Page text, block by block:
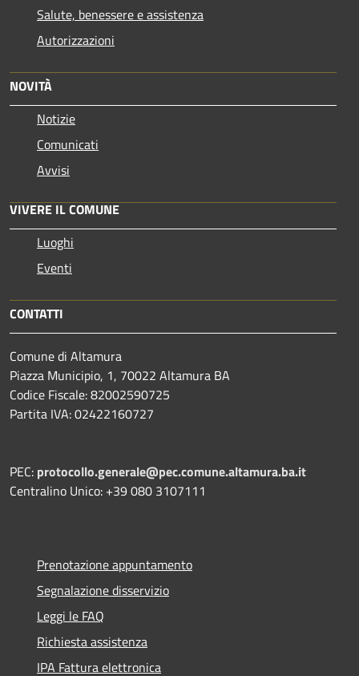
Salute, benessere e assistenza
Autorizzazioni
NOVITÀ
Notizie
Comunicati
Avvisi
VIVERE IL COMUNE
Luoghi
Eventi
CONTATTI
Comune di Altamura
Piazza Municipio, 1, 70022 Altamura BA
Codice Fiscale: 82002590725
Partita IVA: 02422160727
PEC: protocollo.generale@pec.comune.altamura.ba.it
Centralino Unico: +39 080 3107111
Prenotazione appuntamento
Segnalazione disservizio
Leggi le FAQ
Richiesta assistenza
IPA Fattura elettronica